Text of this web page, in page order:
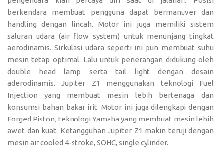
berkendara membuat pengguna dapat bermanuver dan
handling dengan lincah. Motor ini juga memiliki sistem
saluran udara (air flow system) untuk menunjang tingkat
aerodinamis. Sirkulasi udara seperti ini pun membuat suhu
mesin tetap optimal. Lalu untuk penerangan didukung oleh
double head lamp serta tail light dengan desain
aderodinamis. Jupiter Z1 menggunakan teknologi Fuel
Injection yang membuat mesin lebih bertenaga dan
konsumsi bahan bakar irit. Motor ini juga dilengkapi dengan
Forged Piston, teknologi Yamaha yang membuat mesin lebih
awet dan kuat. Ketangguhan Jupiter Z1 makin teruji dengan
mesin air cooled 4-stroke, SOHC, single cylinder.